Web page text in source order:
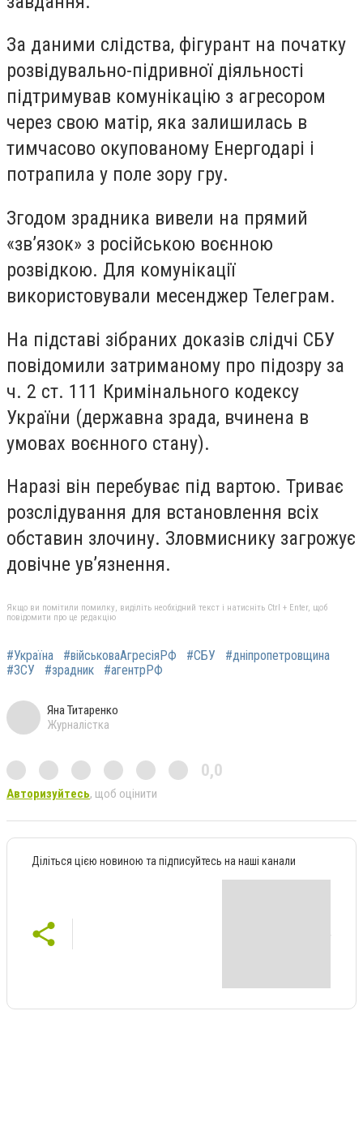
За даними слідства, фігурант на початку
розвідувально-підривної діяльності
підтримував комунікацію з агресором
через свою матір, яка залишилась в
тимчасово окупованому Енергодарі і
потрапила у поле зору гру.
Згодом зрадника вивели на прямий
«зв’язок» з російською воєнною
розвідкою. Для комунікації
використовували месенджер Телеграм.
На підставі зібраних доказів слідчі СБУ
повідомили затриманому про підозру за
ч. 2 ст. 111 Кримінального кодексу
України (державна зрада, вчинена в
умовах воєнного стану).
Наразі він перебуває під вартою. Триває
розслідування для встановлення всіх
обставин злочину. Зловмиснику загрожує
довічне ув’язнення.
Якщо ви помітили помилку, виділіть необхідний текст і натисніть Ctrl + Enter, щоб
повідомити про це редакцію
#Україна #військоваАгресіяРФ #СБУ
#дніпропетровщина
#ЗСУ
#зрадник #агентрРФ
Яна Титаренко
Журналістка
0,0
Авторизуйтесь, щоб оцінити
Діліться цією новиною та підписуйтесь на наші канали